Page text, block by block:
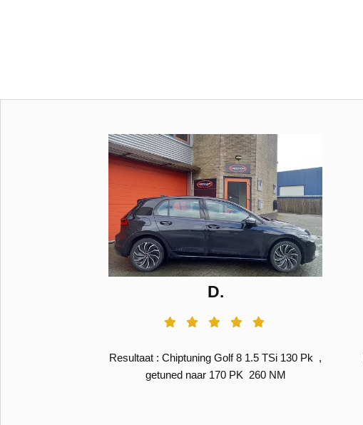
D.
Resultaat : Chiptuning Golf 8 1.5 TSi 130 Pk ,
getuned naar 170 PK 260 NM